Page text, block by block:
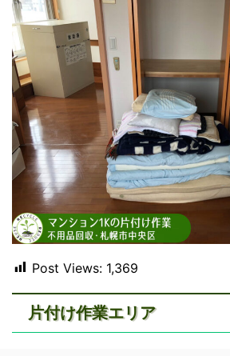
Post Views: 1,369
片付け作業エリア